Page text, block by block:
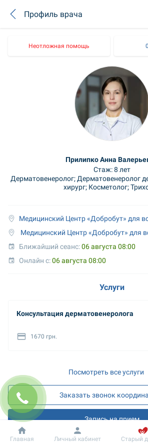
Профиль врача
Неотложная помощь
Прилипко Анна
Стаж: 8 лет
Дерматовенеролог; Дерматовенеролог
хирург; Косметолог;
Медицинский Центр «Добробут» для
Медицинский Центр «Добробут» для
Ближайший сеанс: 06 августа 08:00
Онлайн с: 06 августа 08:00
Услуги
Консультация дерматовенеролога
1670 грн.
Посмотреть все услуги
Заказать звонок
Запись на прием
Запись на онлайн
Добробут Информация
Главная Личный кабинет Старый